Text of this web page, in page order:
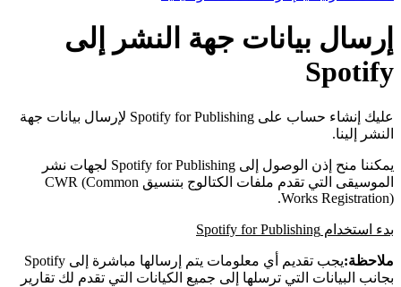
إرسال بيانات جهة النشر إلى
Spotify
عليك إنشاء حساب على Spotify for Publishing لإرسال بيانات جهة
النشر إلينا.
يمكننا منح إذن الوصول إلى Spotify for Publishing لجهات نشر
الموسيقى التي تقدم ملفات الكتالوج بتنسيق CWR (Common
Works Registration).
بدء استخدام Spotify for Publishing
ملاحظة:
يجب تقديم أي معلومات يتم إرسالها مباشرة إلى Spotify
بجانب البيانات التي ترسلها إلى جميع الكيانات التي تقدم لك تقارير